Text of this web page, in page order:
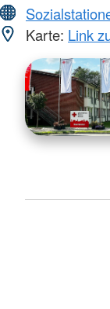
Karte: Link